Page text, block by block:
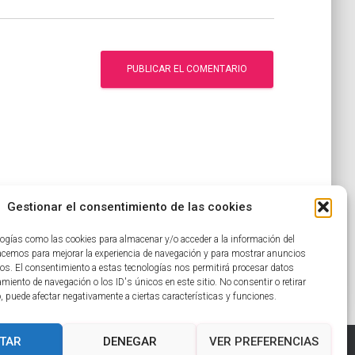
Gestionar el consentimiento de las cookies
como las cookies para almacenar y/o acceder a la información del
para mejorar la experiencia de navegación y para mostrar anuncios
El consentimiento a estas tecnologías nos permitirá procesar datos
de navegación o los ID's únicos en este sitio. No consentir o retirar
puede afectar negativamente a ciertas características y funciones.
DENEGAR VER PREFERENCIAS